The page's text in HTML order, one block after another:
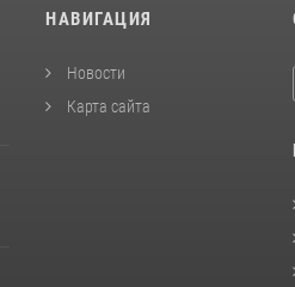
НАВИГАЦИЯ
Новости
Карта сайта